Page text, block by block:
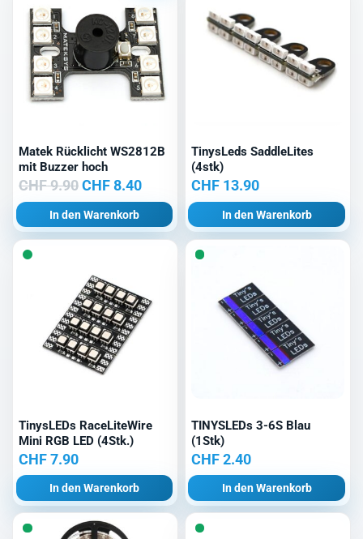
Matek Rücklicht WS2812B
mit Buzzer hoch
CHF9.90Ursprünglicher
Preis
war:
CHF8.40Aktueller
Preis
ist:
CHF 8.40.
In den Warenkorb
TinysLeds SaddleLites
(4stk)
CHF13.90
In den Warenkorb
TinysLEDs RaceLiteWire
Mini RGB LED (4Stk.)
CHF7.90
In den Warenkorb
TINYSLEDs 3-6S Blau
(1Stk)
CHF2.40
In den Warenkorb